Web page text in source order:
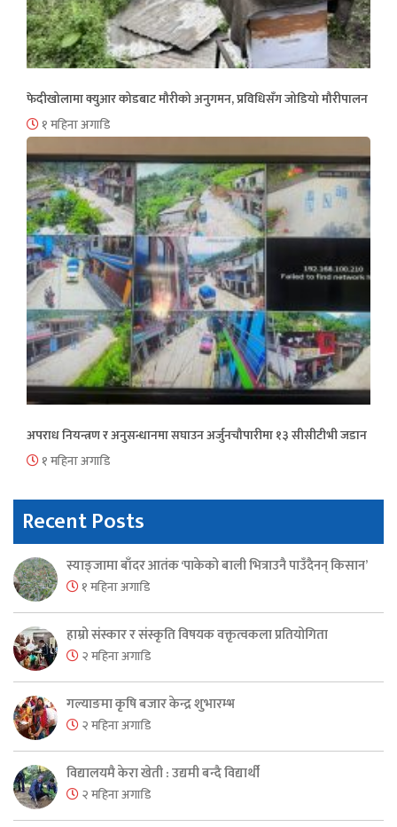
फेदीखोलामा क्युआर कोडबाट मौरीको अनुगमन, प्रविधिसँग जोडियो मौरीपालन
१ महिना अगाडि
अपराध नियन्त्रण र अनुसन्धानमा सघाउन अर्जुनचौपारीमा १३ सीसीटीभी जडान
१ महिना अगाडि
Recent Posts
स्याङ्जामा बाँदर आतंक ‘पाकेको बाली भित्राउनै पाउँदैनन् किसान’
१ महिना अगाडि
हाम्रो संस्कार र संस्कृति विषयक वक्तृत्वकला प्रतियोगिता
२ महिना अगाडि
गल्याङमा कृषि बजार केन्द्र शुभारम्भ
२ महिना अगाडि
विद्यालयमै केरा खेती : उद्यमी बन्दै विद्यार्थी
२ महिना अगाडि